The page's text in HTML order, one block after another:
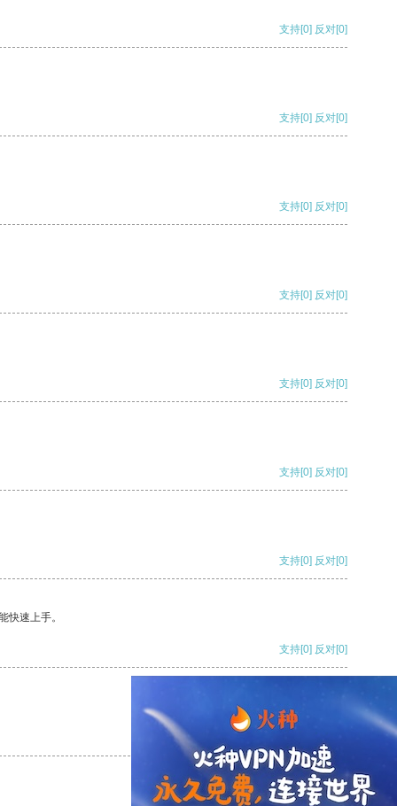
支持[0] 反对[0]
支持[0] 反对[0]
支持[0] 反对[0]
支持[0] 反对[0]
支持[0] 反对[0]
支持[0] 反对[0]
支持[0] 反对[0]
快速上手。
支持[0] 反对[0]